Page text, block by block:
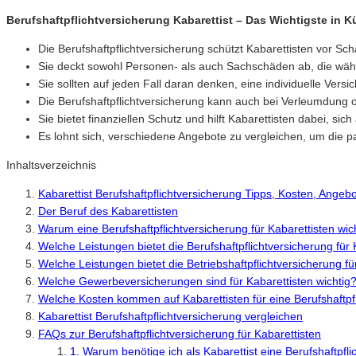
Berufshaftpflichtversicherung Kabarettist – Das Wichtigste in
Die Berufshaftpflichtversicherung schützt Kabarettisten vor
Sie deckt sowohl Personen- als auch Sachschäden ab, die
Sie sollten auf jeden Fall daran denken, eine individuelle
Die Berufshaftpflichtversicherung kann auch bei
Sie bietet finanziellen Schutz und hilft Kabarettisten dabei,
Es lohnt sich, verschiedene Angebote zu vergleichen, um die
Inhaltsverzeichnis
Kabarettist Berufshaftpflichtversicherung Tipps, Kosten,
Der Beruf des Kabarettisten
Warum eine Berufshaftpflichtversicherung für Kabarettisten
Welche Leistungen bietet die Berufshaftpflichtversicherung für
Welche Leistungen bietet die Betriebshaftpflichtversicherung
Welche Gewerbeversicherungen sind für Kabarettisten wichtig?
Welche Kosten kommen auf Kabarettisten für eine
Kabarettist Berufshaftpflichtversicherung vergleichen
FAQs zur Berufshaftpflichtversicherung für Kabarettisten
1. Warum benötige ich als Kabarettist eine